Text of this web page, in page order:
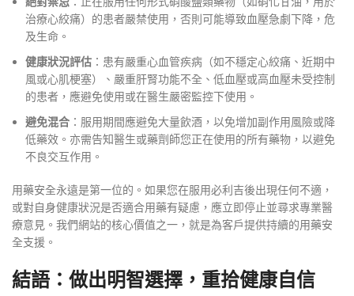
治療心絞痛）的患者嚴禁使用，否則可能導致血壓急劇下降，危
及生命。
健康狀況評估 ：患有嚴重心血管疾病（如不穩定心絞痛、近期中
風或心肌梗塞）、嚴重肝腎功能不全、低血壓或高血壓未受控制
的患者，應避免使用或在醫生嚴密監控下使用。
避免混合 ：服用期間應避免大量飲酒，以免增加副作用風險或降
低藥效。亦需告知醫生或藥劑師您正在使用的所有藥物，以避免
不良交互作用。
用藥安全永遠是第一位的。如果您在服用必利吉後出現任何不適，
或對自身健康狀況是否適合用藥有疑慮，應立即停止並尋求專業醫
療意見。我們網站的核心價值之一，就是為客戶提供持續的用藥安
全支援。
結語：做出明智選擇，重拾健康自信